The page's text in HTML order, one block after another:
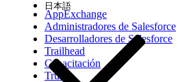
Experiencia
AppExchange
Administradores de Salesforce
Desarrolladores de Salesforce
Trailhead
Capacitación
Trust
日本語